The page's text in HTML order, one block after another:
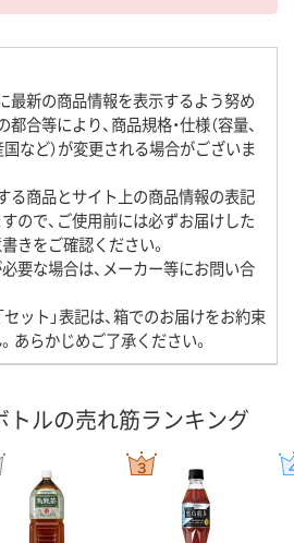
最新の商品情報を表示するよう努め
合等により、商品規格・仕様（容量、
国など）が変更される場合がございま
る商品とサイト上の商品情報の表記
ので、ご使用前には必ずお届けした
きをご確認ください。
要な場合は、メーカー等にお問い合
セット」表記は、箱でのお届けをお約束
あらかじめご了承ください。
トルの売れ筋ランキング